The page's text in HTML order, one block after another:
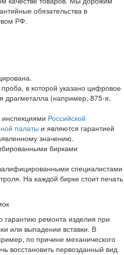
обязательства в
РФ.
в которой указано цифровое
драгметалла (например, 875-я,
Российской
палаты и являются гарантией
значению.
бирками
специалистами
На каждой бирке стоит печать
гарантию ремонта изделия при
или выпадении вставки. В
по причине механического
восстановить первозданный вид